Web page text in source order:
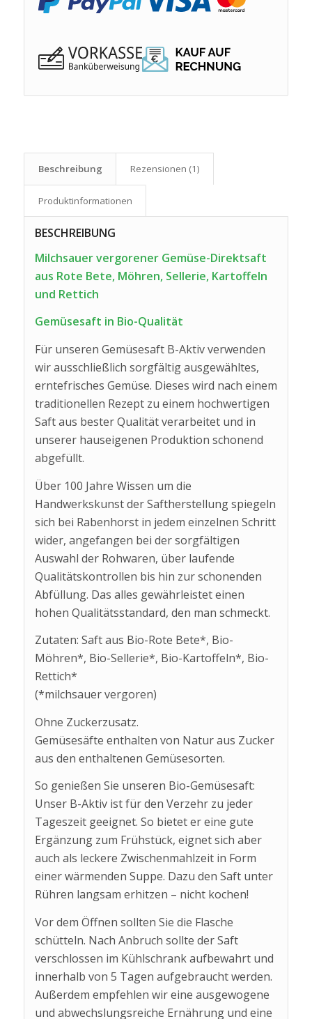
Beschreibung Rezensionen (1)
Produkt­informationen
BESCHREIBUNG
Milchsauer vergorener Gemüse-Direktsaft
aus Rote Bete, Möhren, Sellerie, Kartoffeln
und Rettich
Gemüsesaft in Bio-Qualität
Für unseren Gemüsesaft B-Aktiv verwenden
wir ausschließlich sorgfältig ausgewähltes,
erntefrisches Gemüse. Dieses wird nach einem
traditionellen Rezept zu einem hochwertigen
Saft aus bester Qualität verarbeitet und in
unserer hauseigenen Produktion schonend
abgefüllt.
Über 100 Jahre Wissen um die
Handwerkskunst der Saftherstellung spiegeln
sich bei Rabenhorst in jedem einzelnen Schritt
wider, angefangen bei der sorgfältigen
Auswahl der Rohwaren, über laufende
Qualitätskontrollen bis hin zur schonenden
Abfüllung. Das alles gewährleistet einen
hohen Qualitätsstandard, den man schmeckt.
Zutaten: Saft aus Bio-Rote Bete*, Bio-
Möhren*, Bio-Sellerie*, Bio-Kartoffeln*, Bio-
Rettich*
(*milchsauer vergoren)
Ohne Zuckerzusatz.
Gemüsesäfte enthalten von Natur aus Zucker
aus den enthaltenen Gemüsesorten.
So genießen Sie unseren Bio-Gemüsesaft:
Unser B-Aktiv ist für den Verzehr zu jeder
Tageszeit geeignet. So bietet er eine gute
Ergänzung zum Frühstück, eignet sich aber
auch als leckere Zwischenmahlzeit in Form
einer wärmenden Suppe. Dazu den Saft unter
Rühren langsam erhitzen – nicht kochen!
Vor dem Öffnen sollten Sie die Flasche
schütteln. Nach Anbruch sollte der Saft
verschlossen im Kühlschrank aufbewahrt und
innerhalb von 5 Tagen aufgebraucht werden.
Außerdem empfehlen wir eine ausgewogene
und abwechslungsreiche Ernährung und eine